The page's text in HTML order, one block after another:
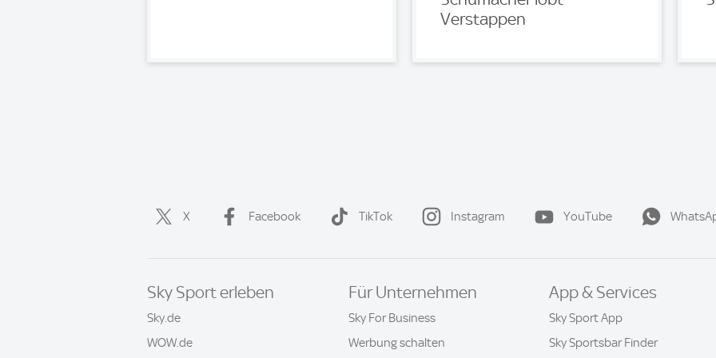
Verstappen
X Facebook TikTok Instagram YouTube
Sky Sport erleben
Sky.de
WOW.de
Für Unternehmen
Sky For Business
Werbung schalten
App & Services
Sky Sport App
Sky Sportsbar Finder